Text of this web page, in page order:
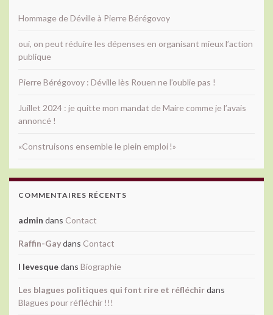
Hommage de Déville à Pierre Bérégovoy
oui, on peut réduire les dépenses en organisant mieux l’action
publique
Pierre Bérégovoy : Déville lès Rouen ne l’oublie pas !
Juillet 2024 : je quitte mon mandat de Maire comme je l’avais
annoncé !
«Construisons ensemble le plein emploi !»
COMMENTAIRES RÉCENTS
admin dans Contact
Raffin-Gaydans Contact
l levesquedans Biographie
Les blagues politiques qui font rire et réfléchirdans
Blagues pour réfléchir !!!